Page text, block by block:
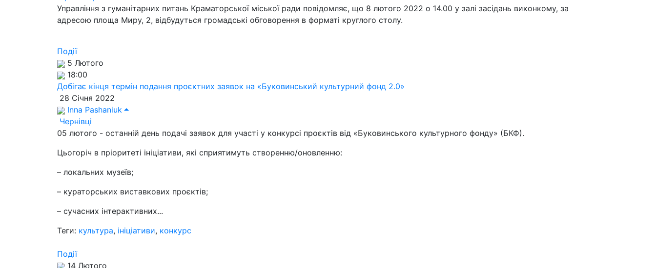
Управління з гуманітарних питань Краматорської міської ради повідомляє, що 8 лютого 2022 о 14.00 у залі засідань виконкому, за
адресою площа Миру, 2, відбудуться громадські обговорення в форматі круглого столу.
Події
5 Лютого
18:00
Добігає кінця термін подання проєктних заявок на «Буковинський культурний фонд 2.0»
28 Січня 2022
Inna Pashaniuk
Чернівці
05 лютого - останній день подачі заявок для участі у конкурсі проєктів від «Буковинського культурного фонду» (БКФ).
Цьогоріч в пріоритеті ініціативи, які сприятимуть створенню/оновленню:
– локальних музеїв;
– кураторських виставкових проєктів;
– сучасних інтерактивних...
Теги: культура, ініціативи, конкурс
Події
14 Лютого